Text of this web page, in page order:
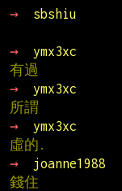
→
sbshiu
→
ymx3xc
有過
→
ymx3xc
所謂
→
ymx3xc
虛的.
→
joanne1988
錢住